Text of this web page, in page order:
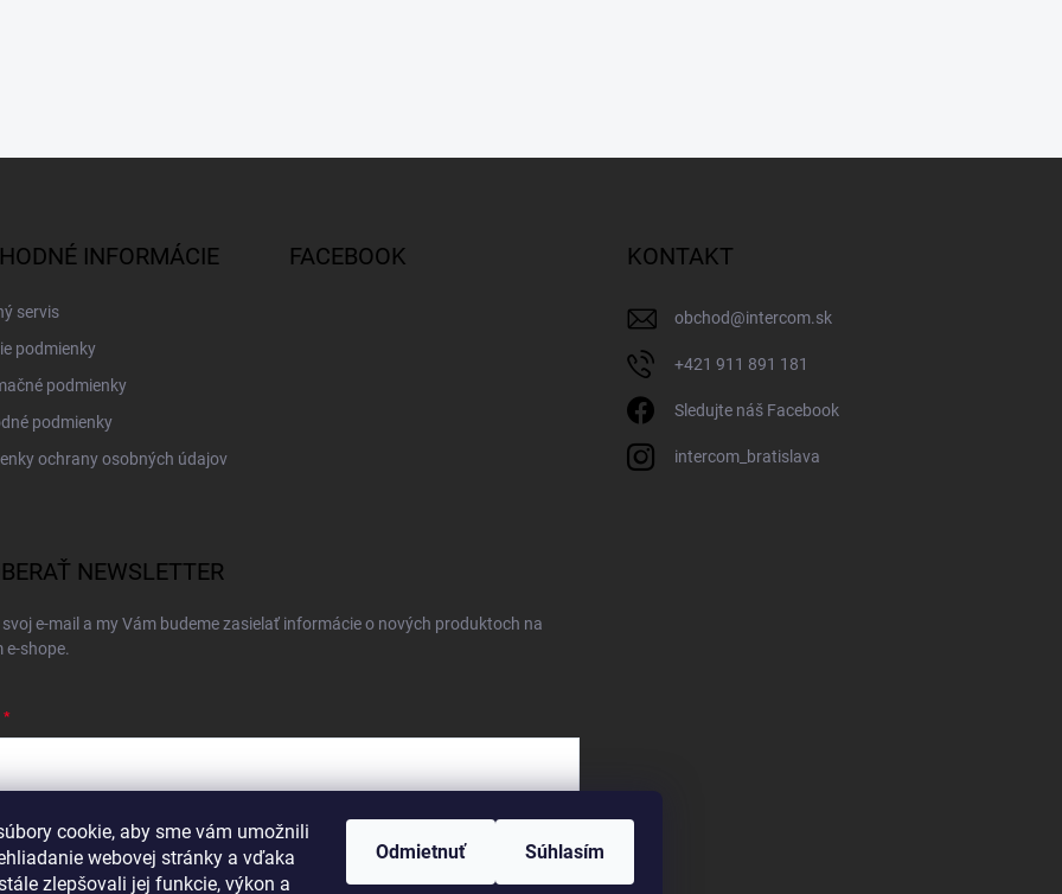
cookie, aby sme vám umožnili
webovej stránky a vďaka
zlepšovali jej funkcie, výkon a
Odmietnuť Súhlasím
INFORMÁCIE
servis
podmienky
podmienky
podmienky
ochrany osobných údajov
FACEBOOK KONTAKT
obchod@intercom.sk
+421 911 891 181
Sledujte náš Facebook
intercom_bratislava
NEWSLETTER
e-mail a my Vám budeme zasielať informácie o nových produktoch na
e-shope.
e-mailu súhlasíte spodmienkami ochrany osobných údajov
sa